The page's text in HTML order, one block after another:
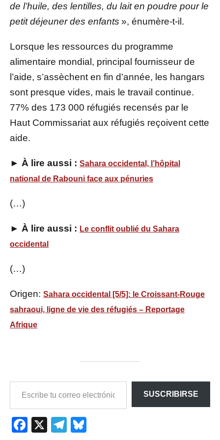
de l’huile, des lentilles, du lait en poudre pour le
petit déjeuner des enfants », énumère-t-il.
Lorsque les ressources du programme
alimentaire mondial, principal fournisseur de
l’aide, s’assèchent en fin d’année, les hangars
sont presque vides, mais le travail continue.
77% des 173 000 réfugiés recensés par le
Haut Commissariat aux réfugiés reçoivent cette
aide.
► À lire aussi : Sahara occidental, l’hôpital
national de Rabouni face aux pénuries
(…)
► À lire aussi : Le conflit oublié du Sahara
occidental
(…)
Origen: Sahara occidental [5/5]: le Croissant-Rouge
sahraoui, ligne de vie des réfugiés – Reportage
Afrique
SUSCRIBIRSE
Facebook
X Telegram